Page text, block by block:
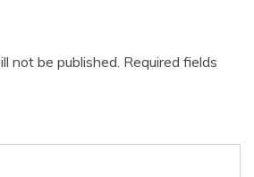
not be published. Required fields